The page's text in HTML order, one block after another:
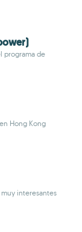
programa de
Hong Kong
interesantes